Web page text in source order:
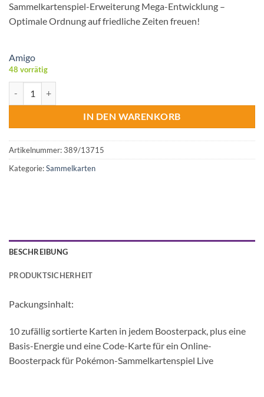
Sammelkartenspiel-Erweiterung Mega-Entwicklung –
Optimale Ordnung auf friedliche Zeiten freuen!
Amigo
48 vorrätig
IN DEN WARENKORB
Artikelnummer:389/13715
Kategorie:Sammelkarten
BESCHREIBUNG
PRODUKTSICHERHEIT
Packungsinhalt:
10 zufällig sortierte Karten in jedem Boosterpack, plus eine
Basis-Energie und eine Code-Karte für ein Online-
Boosterpack für Pokémon-Sammelkartenspiel Live